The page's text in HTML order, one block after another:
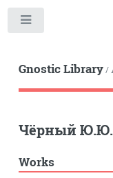
Gnostic Library/
Чёрный Ю.Ю.
Works